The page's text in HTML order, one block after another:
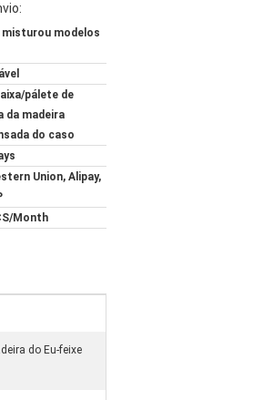
misturou modelos
pálete de
da madeira
do caso
Union, Alipay,
Month
do Eu-feixe